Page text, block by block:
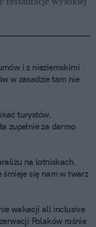
i z nieziemskimi
w zasadzie tam nie
turystów.
zupełnie za darmo
na lotniskach.
śmieje się nam w twarz
wakacji all inclusive
Polaków rośnie